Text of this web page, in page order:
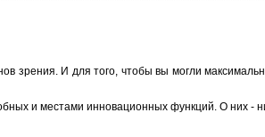
зрения. И для того, чтобы вы могли
и местами инновационных функций. О них -